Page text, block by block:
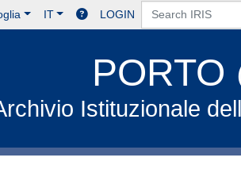
IT LOGIN
Istituzionale